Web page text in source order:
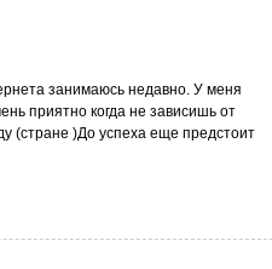
занимаюсь недавно. У меня
приятно когда не зависишь от
(стране )До успеха еще предстоит